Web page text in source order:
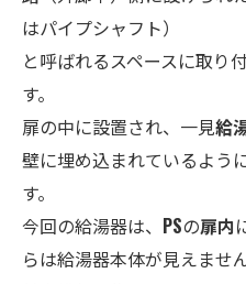
はパイプシャフト）
と呼ばれるスペースに取り
す。
扉の中に設置され、一見給
壁に埋め込まれているよう
す。
今回の給湯器は、 PSの扉内
らは給湯器本体が見えません